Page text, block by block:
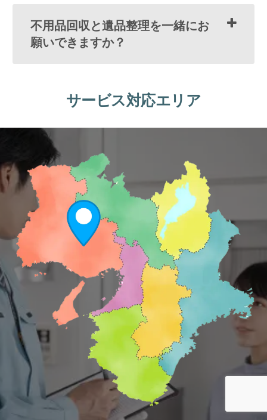
不用品回収と遺品整理を一緒にお
願いできますか？
サービス対応エリア